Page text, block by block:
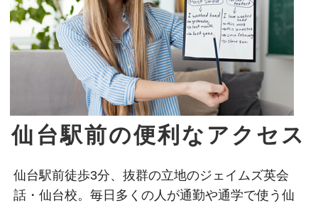
仙台駅前の便利なアクセス
仙台駅前徒歩3分、抜群の立地のジェイムズ英会
話・仙台校。毎日多くの人が通勤や通学で使う仙